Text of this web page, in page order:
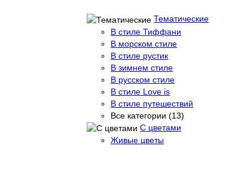
Тематические
В стиле Тиффани
В морском стиле
В стиле рустик
В зимнем стиле
В русском стиле
В стиле Love is
В стиле путешествий
Все категории (13)
С цветами
Живые цветы